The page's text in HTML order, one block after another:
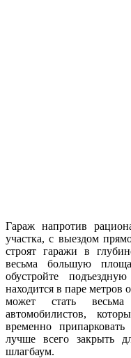
Гараж напротив
участка, с выездом
строят гаражи в
весьма большую
обустройте
находится в паре метров
может стать весьма
автомобилистов,
временно
лучше всего закрыть
шлагбаум.